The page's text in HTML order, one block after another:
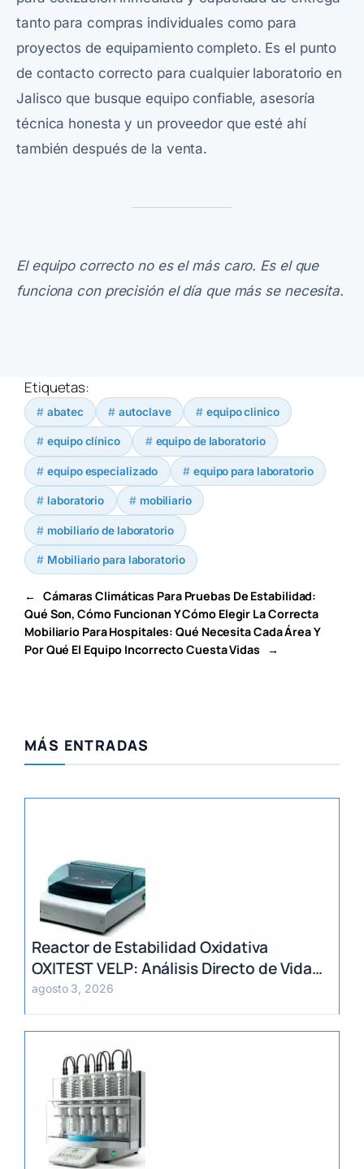
tanto para compras individuales como para
proyectos de equipamiento completo. Es el punto
de contacto correcto para cualquier laboratorio en
Jalisco que busque equipo confiable, asesoría
técnica honesta y un proveedor que esté ahí
también después de la venta.
El equipo correcto no es el más caro. Es el que
funciona con precisión el día que más se necesita.
Etiquetas:
abatec autoclave equipo clinico
equipo clínico equipo de laboratorio
equipo especializado equipo para laboratorio
laboratorio mobiliario
mobiliario de laboratorio
Mobiliario para laboratorio
← Cámaras Climáticas Para Pruebas De Estabilidad:
Qué Son, Cómo Funcionan Y Cómo Elegir La Correcta
Mobiliario Para Hospitales: Qué Necesita Cada Área Y
Por Qué El Equipo Incorrecto Cuesta Vidas
→
MÁS ENTRADAS
Reactor de Estabilidad Oxidativa
OXITEST VELP: Análisis Directo de Vida
Útil sin Extracción de Grasa
agosto 3, 2026